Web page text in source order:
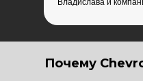
Владислава и
Почему